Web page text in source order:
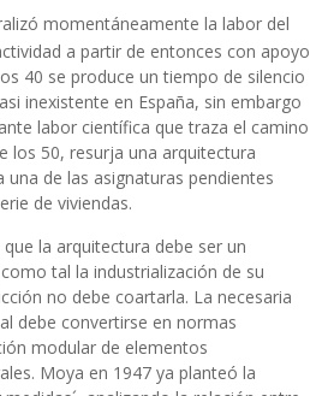
momentáneamente la labor del
a partir de entonces con apoyo
40 se produce un tiempo de silencio
inexistente en España, sin embargo
labor científica que traza el camino
los 50, resurja una arquitectura
de las asignaturas pendientes
de viviendas.
la arquitectura debe ser un
tal la industrialización de su
no debe coartarla. La necesaria
debe convertirse en normas
modular de elementos
Moya en 1947 ya planteó la